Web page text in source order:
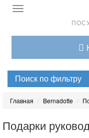
Поиск по фильтру
Главная Bernadotte
Подарки